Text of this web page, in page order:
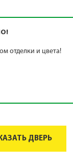
отделки и цвета!
ДВЕРЬ